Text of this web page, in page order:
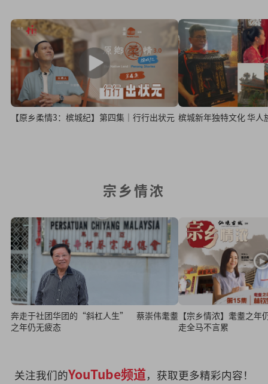
【原乡柔情3：槟城纪】第四集｜行行出状元 槟城新年
宗乡情浓
奔走于社团华团的“斜杠人生” 蔡崇伟耄耋
之年仍无疲态
【宗乡情浓】耄耋之
走全马不言累
关注我们的YouTube频道，获取更多精彩内容！